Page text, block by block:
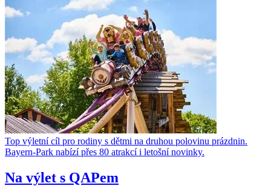
Top výletní cíl pro rodiny s dětmi na druhou polovinu prázdnin.
Bayern-Park nabízí přes 80 atrakcí i letošní novinky.
Na výlet s QAPem